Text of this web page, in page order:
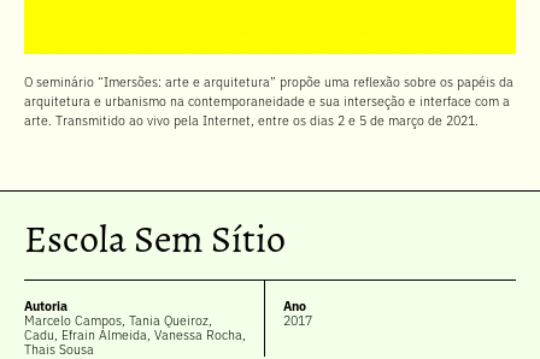
O seminário “Imersões: arte e arquitetura” propõe uma reflexão sobre os papéis da
arquitetura e urbanismo na contemporaneidade e sua interseção e interface com a
arte. Transmitido ao vivo pela Internet, entre os dias 2 e 5 de março de 2021.
Escola Sem Sítio
Autoria
Marcelo Campos, Tania Queiroz,
Cadu, Efrain Almeida, Vanessa Rocha,
Thais Sousa
Ano
2017